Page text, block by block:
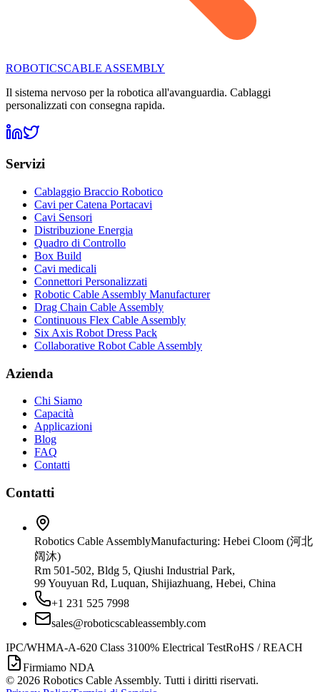
ROBOTICSCABLE ASSEMBLY
Il sistema nervoso per la robotica all'avanguardia. Cablaggi
personalizzati con consegna rapida.
Servizi
Cablaggio Braccio Robotico
Cavi per Catena Portacavi
Cavi Sensori
Distribuzione Energia
Quadro di Controllo
Box Build
Cavi medicali
Connettori Personalizzati
Robotic Cable Assembly Manufacturer
Drag Chain Cable Assembly
Continuous Flex Cable Assembly
Six Axis Robot Dress Pack
Collaborative Robot Cable Assembly
Azienda
Chi Siamo
Capacità
Applicazioni
Blog
FAQ
Contatti
Contatti
Robotics Cable AssemblyManufacturing: Hebei Cloom (河北
阔沐)
Rm 501-502, Bldg 5, Qiushi Industrial Park,
99 Youyuan Rd, Luquan, Shijiazhuang, Hebei, China
+1 231 525 7998
sales@roboticscableassembly.com
IPC/WHMA-A-620 Class 3100% Electrical TestRoHS / REACH
Firmiamo NDA
© 2026 Robotics Cable Assembly. Tutti i diritti riservati.